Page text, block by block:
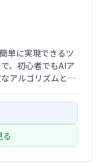
単に実現できるツ
、初心者でもAIア
アルゴリズムと豊
作品を生み出しま